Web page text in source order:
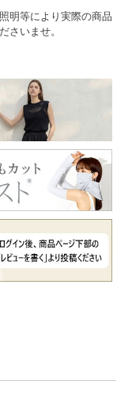
明等により実際の商品
さいませ。